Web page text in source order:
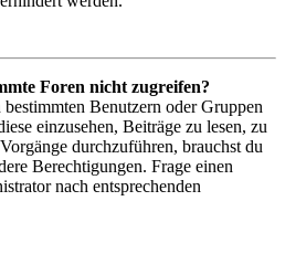
Foren nicht zugreifen?
Benutzern oder Gruppen
einzusehen, Beiträge zu lesen, zu
durchzuführen, brauchst du
Berechtigungen. Frage einen
nach entsprechenden